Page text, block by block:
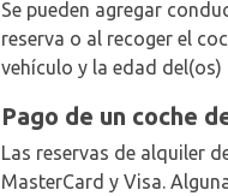
Se pueden agregar
reserva o al recoger el
vehículo y la edad
Pago de un coche
Las reservas de alquiler
MasterCard y Visa.